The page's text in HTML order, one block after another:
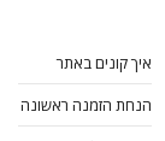
איך קונים באתר
הנחת הזמנה ראשונה